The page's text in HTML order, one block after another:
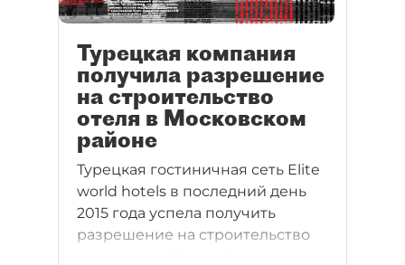
Турецкая компания
получила разрешение
на строительство
отеля в Московском
районе
Турецкая гостиничная сеть Elite
world hotels в последний день
2015 года успела получить
разрешение на строительство